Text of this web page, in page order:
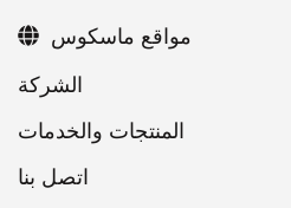
اتصل بنا
مواقع ماسكوس